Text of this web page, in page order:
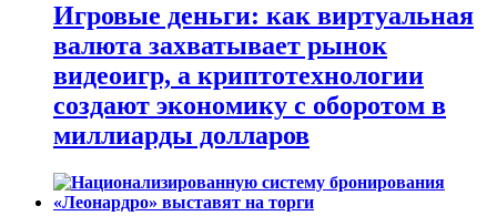
Игровые деньги: как виртуальная
валюта захватывает рынок
видеоигр, а криптотехнологии
создают экономику с оборотом в
миллиарды долларов